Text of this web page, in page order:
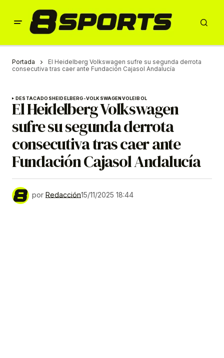
Portada
El Heidelberg Volkswagen sufre su segunda derrota
consecutiva tras caer ante Fundación Cajasol Andalucía
DESTACADOSHEIDELBERG-VOLKSWAGENVOLEIBOL
El Heidelberg Volkswagen
sufre su segunda derrota
consecutiva tras caer ante
Fundación Cajasol Andalucía
por Redacción15/11/2025 18:44